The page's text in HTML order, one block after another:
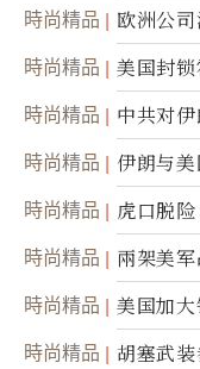
职责
時尚精品
欧洲公
美军基
時尚精品 美国封
時尚精品
中共对
接技术
時尚精品 伊朗与
時尚精品 虎口脱
時尚精品
兩架美
踪
時尚精品
美国加
民权力度
時尚精品
胡塞武